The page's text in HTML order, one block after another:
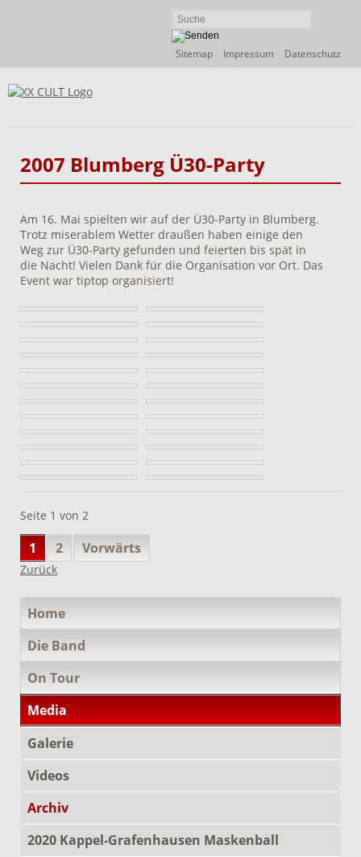
Navigation
Sitemap Impressum Datenschutz
2007 Blumberg Ü30-Party
Am 16. Mai spielten wir auf der Ü30-Party in Blumberg.
Trotz miserablem Wetter draußen haben einige den
Weg zur Ü30-Party gefunden und feierten bis spät in
die Nacht! Vielen Dank für die Organisation vor Ort. Das
Event war tiptop organisiert!
Seite 1 von 2
1 2 Vorwärts
Zurück
überspringen
Home
Die Band
On Tour
Media
Galerie
Videos
Archiv
2020 Kappel-Grafenhausen Maskenball